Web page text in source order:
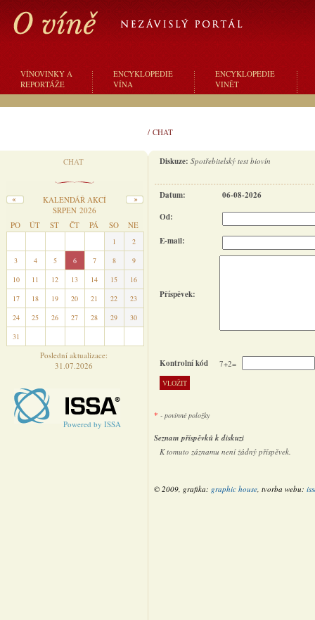
VÍNOVINKY A
REPORTÁŽE
ENCYKLOPEDIE
VÍNA
ENCYKLOPEDIE
VINĚT
/ CHAT
CHAT
KALENDÁŘ AKCÍ
SRPEN 2026
PO
ÚT ST ČT PÁ SO NE
1
2
3
4 5 6 7 8
9
10
11 12 13 14 15
16
17
18 19 20 21 22
23
24
25 26 27 28 29
30
31
Poslední aktualizace:
31.07.2026
Powered by ISSA
Diskuze: Spotřebitelský test biovín
Datum:
06-08-2026
Od:
E-mail:
Příspěvek:
Kontrolní kód 7+2=
* - povinné položky
Seznam příspěvků k diskuzi
K tomuto záznamu není žádný příspěvek.
© 2009, grafika: graphic house, tvorba webu: